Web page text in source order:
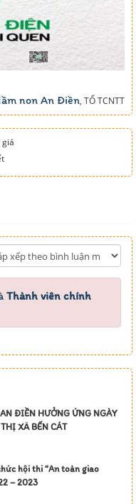
non An Điền, TỔ TCNTT
Thành viên chính
ĐIỀN HƯỞNG ỨNG NGÀY
XÃ BẾN CÁT
hội thi “An toàn giao
– 2023